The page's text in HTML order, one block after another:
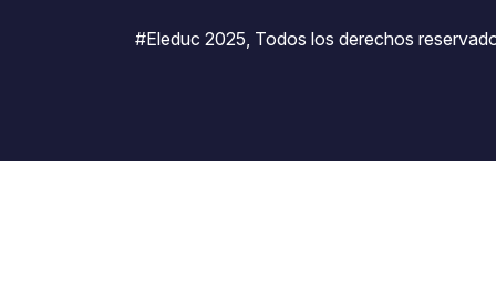
#Eleduc 2025, Todos los derechos